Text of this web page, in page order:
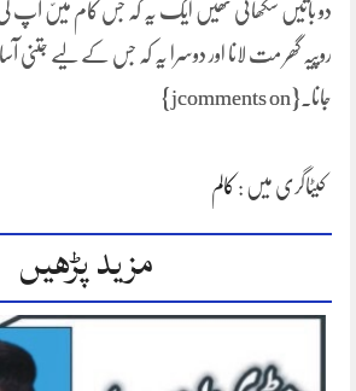
دو باتیں سکھائی تھیں ایک یہ کہ جس کام میںّ آپ
روپیہ گھر مت لانا اور دوسرا یہ کہ جس کے لیے جتنی
جانا۔{jcomments on}
کیٹاگری میں : کالم
مزید پڑھیں